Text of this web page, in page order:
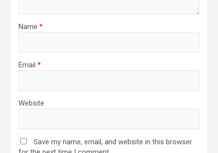
Name *
Email *
Website
Save my name, email, and website in this browser